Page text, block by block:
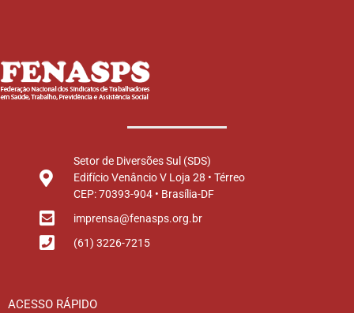
Setor de Diversões Sul (SDS)
Edifício Venâncio V Loja 28 • Térreo
CEP: 70393-904 • Brasília-DF
imprensa@fenasps.org.br
(61) 3226-7215
ACESSO RÁPIDO